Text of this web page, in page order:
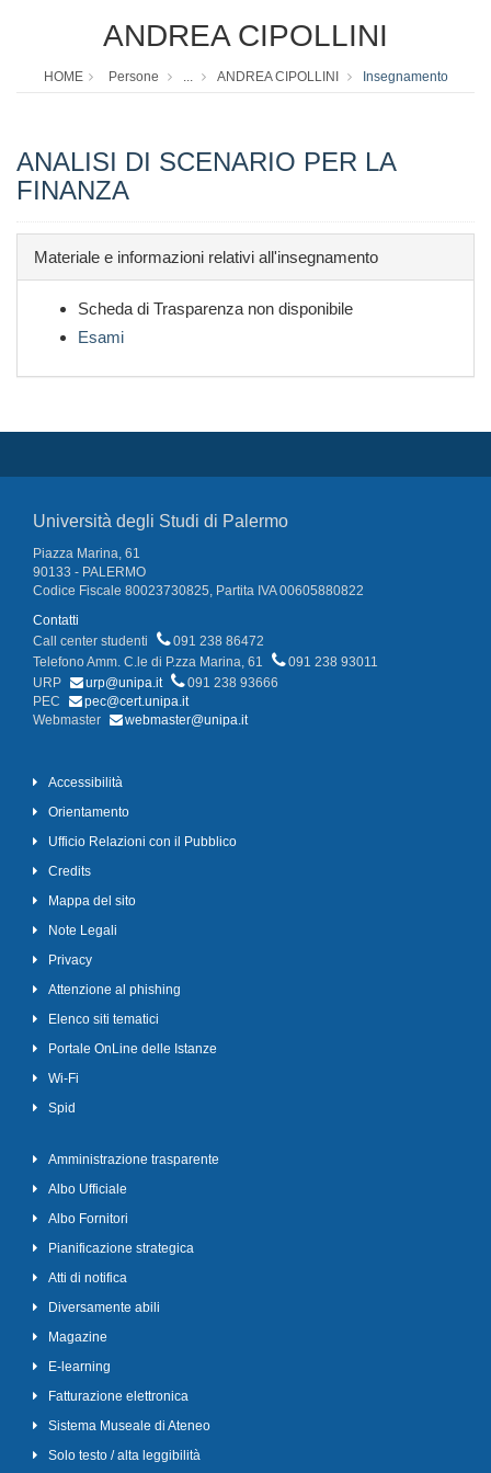
ANDREA CIPOLLINI
HOME Persone ... ANDREA CIPOLLINI Insegnamento
ANALISI DI SCENARIO PER LA
FINANZA
Materiale e informazioni relativi all'insegnamento
Scheda di Trasparenza non disponibile
Esami
Università degli Studi di Palermo
Piazza Marina, 61
90133 - PALERMO
Codice Fiscale 80023730825, Partita IVA 00605880822
Contatti
Call center studenti
091 238 86472
Telefono Amm. C.le di P.zza Marina, 61
091 238 93011
URP
urp@unipa.it
091 238 93666
PEC
pec@cert.unipa.it
Webmaster
webmaster@unipa.it
Accessibilità
Orientamento
Ufficio Relazioni con il Pubblico
Credits
Mappa del sito
Note Legali
Privacy
Attenzione al phishing
Elenco siti tematici
Portale OnLine delle Istanze
Wi-Fi
Spid
Amministrazione trasparente
Albo Ufficiale
Albo Fornitori
Pianificazione strategica
Atti di notifica
Diversamente abili
Magazine
E-learning
Fatturazione elettronica
Sistema Museale di Ateneo
Solo testo / alta leggibilità